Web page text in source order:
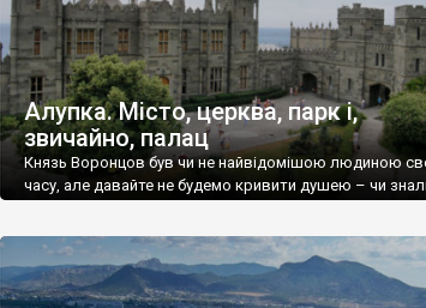
Алупка. Місто, церква, парк і,
звичайно, палац
Князь Воронцов був чи не найвідомішою людиною
часу, але давайте не будемо кривити душею – чи